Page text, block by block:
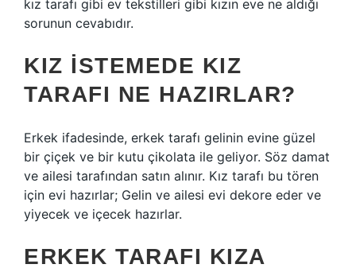
kız tarafı gibi ev tekstilleri gibi kızın eve ne aldığı
sorunun cevabıdır.
KIZ ISTEMEDE KIZ
TARAFI NE HAZIRLAR?
Erkek ifadesinde, erkek tarafı gelinin evine güzel
bir çiçek ve bir kutu çikolata ile geliyor. Söz damat
ve ailesi tarafından satın alınır. Kız tarafı bu tören
için evi hazırlar; Gelin ve ailesi evi dekore eder ve
yiyecek ve içecek hazırlar.
ERKEK TARAFI KIZA